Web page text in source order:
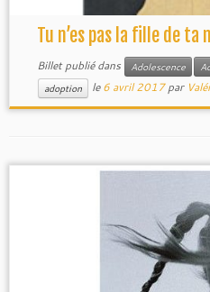
Tu n’es pas la fille de ta
Billet publié dans Adolescence
adoption le6 avril 2017 par